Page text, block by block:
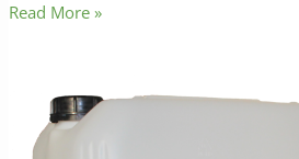
Read More »